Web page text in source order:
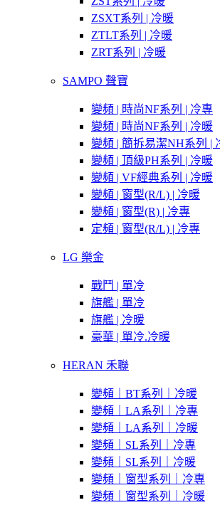
ZSXT系列 | 冷暖
ZTLT系列 | 冷暖
ZRT系列 | 冷暖
SAMPO 聲寶
變頻 | 時尚NF系列 | 冷專
變頻 | 時尚NF系列 | 冷暖
變頻 | 簡拆易潔NH系列 |
變頻 | 頂級PH系列 | 冷暖
變頻 | VF經典系列 | 冷暖
變頻 | 窗型(R/L) | 冷暖
變頻 | 窗型(R) | 冷專
定頻 | 窗型(R/L) | 冷專
LG 樂金
戰鬥 | 單冷
旗艦 | 單冷
旗艦 | 冷暖
豪華 | 單冷.冷暖
HERAN 禾聯
變頻｜BT系列｜冷暖
變頻｜LA系列｜冷專
變頻｜LA系列｜冷暖
變頻｜SL系列｜冷專
變頻｜SL系列｜冷暖
變頻｜窗型系列｜冷專
變頻｜窗型系列｜冷暖